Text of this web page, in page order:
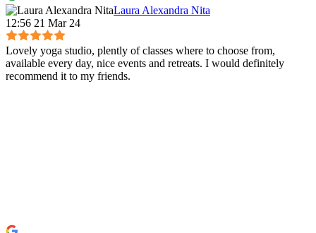
Laura Alexandra Nita
12:56 21 Mar 24
Lovely yoga studio, plently of classes where to choose from,
available every day, nice events and retreats. I would definitely
recommend it to my friends.